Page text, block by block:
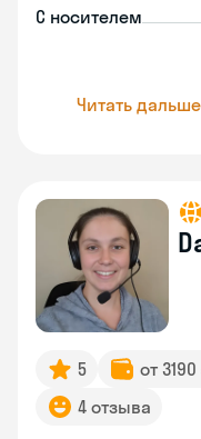
С носителем
Читать дальше
5 от
4 отзыва